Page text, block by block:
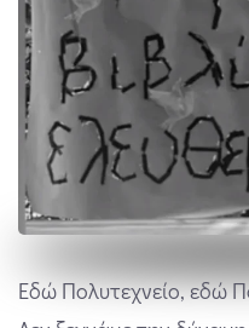
Εδώ Πολυτεχνείο, εδώ